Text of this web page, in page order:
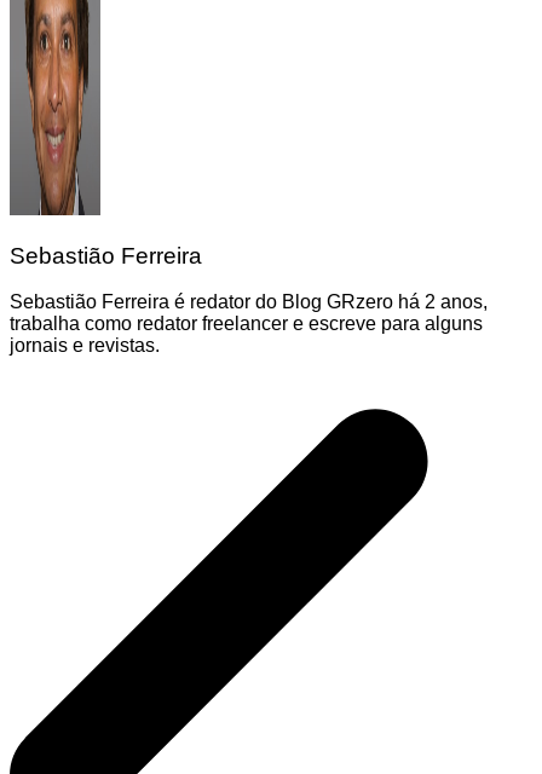
Sebastião Ferreira
Sebastião Ferreira é redator do Blog GRzero há 2 anos,
trabalha como redator freelancer e escreve para alguns
jornais e revistas.